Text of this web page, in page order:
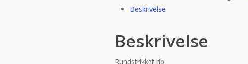
Beskrivelse
Beskrivelse
Rundstrikket rib